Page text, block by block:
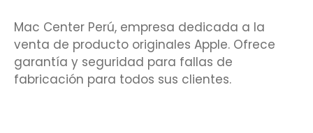
Mac Center Perú, empresa dedicada a la
venta de producto originales Apple. Ofrece
garantía y seguridad para fallas de
fabricación para todos sus clientes.